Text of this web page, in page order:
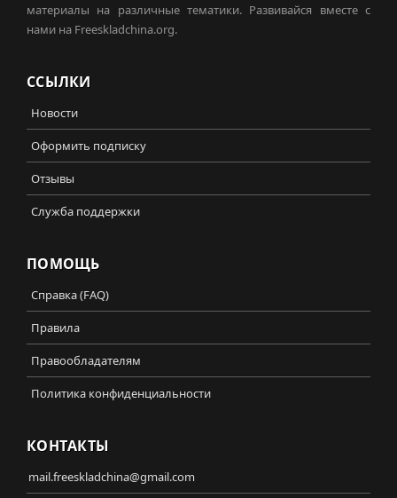
материалы на различные тематики. Развивайся вместе с
нами на Freeskladchina.org.
ССЫЛКИ
Новости
Оформить подписку
Отзывы
Служба поддержки
ПОМОЩЬ
Справка (FAQ)
Правила
Правообладателям
Политика конфиденциальности
КОНТАКТЫ
mail.freeskladchina@gmail.com